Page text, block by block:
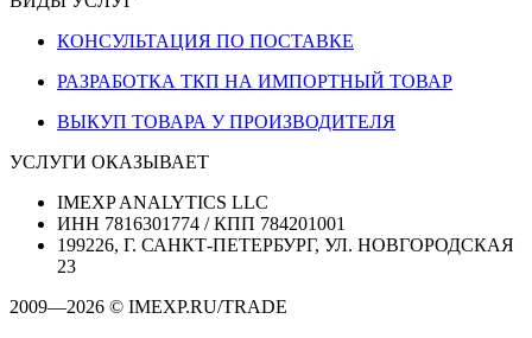
КОНСУЛЬТАЦИЯ ПО ПОСТАВКЕ
РАЗРАБОТКА ТКП НА ИМПОРТНЫЙ ТОВАР
ВЫКУП ТОВАРА У ПРОИЗВОДИТЕЛЯ
УСЛУГИ ОКАЗЫВАЕТ
IMEXP ANALYTICS LLC
ИНН 7816301774 / КПП 784201001
199226, Г. САНКТ-ПЕТЕРБУРГ, УЛ. НОВГОРОДСКАЯ
23
2009—2026 © IMEXP.RU/TRADE